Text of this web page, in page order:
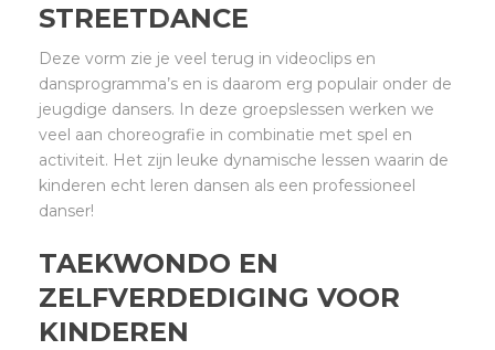
STREETDANCE
Deze vorm zie je veel terug in videoclips en
dansprogramma’s en is daarom erg populair onder de
jeugdige dansers. In deze groepslessen werken we
veel aan choreografie in combinatie met spel en
activiteit. Het zijn leuke dynamische lessen waarin de
kinderen echt leren dansen als een professioneel
danser!
TAEKWONDO EN
ZELFVERDEDIGING VOOR
KINDEREN